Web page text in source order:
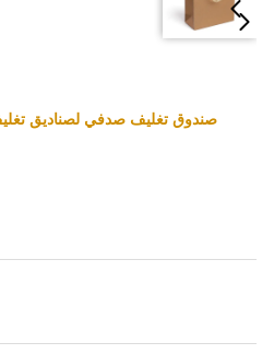
صندوق تغليف صدفي لصناديق